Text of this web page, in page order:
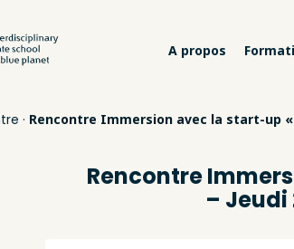
A propos
· Rencontre Immersion avec la start-up «
Rencontre
– Jeudi